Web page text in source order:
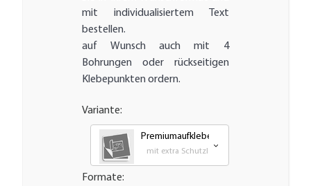
mit individualisiertem Text
bestellen.
auf Wunsch auch mit 4
Bohrungen oder rückseitigen
Klebepunkten ordern.
Variante:
Premiumaufkleber - wetterfest, UV-
mit extra Schutzlaminat für bestmöglichen
Formate: